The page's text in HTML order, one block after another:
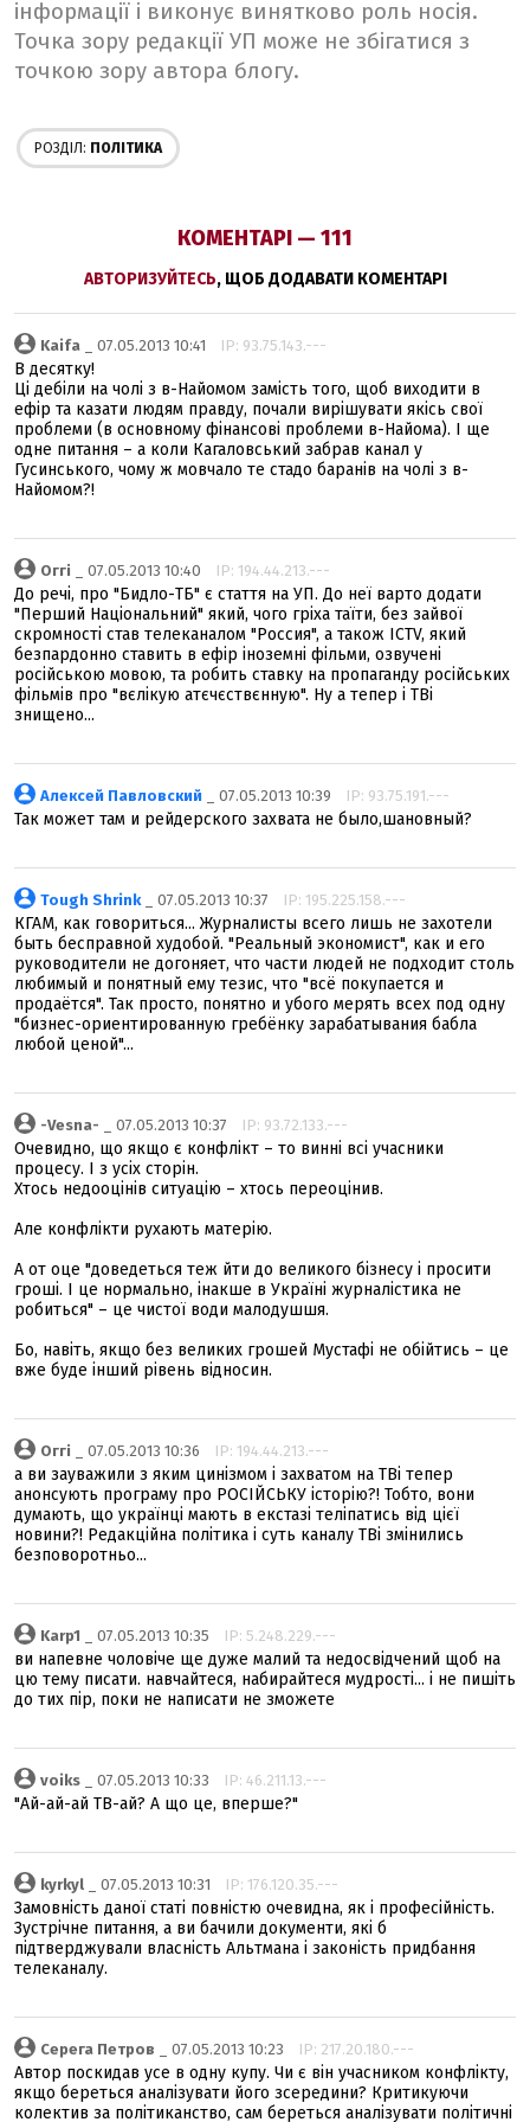
інформації і виконує винятково роль носія.
Точка зору редакції УП може не збігатися з
точкою зору автора блогу.
РОЗДІЛ: ПОЛІТИКА
КОМЕНТАРІ — 111
АВТОРИЗУЙТЕСЬ, ЩОБ ДОДАВАТИ КОМЕНТАРІ
Kaifa _ 07.05.2013 10:41 IP: 93.75.143.---
В десятку!
Ці дебіли на чолі з в-Найомом замість того, щоб виходити в
ефір та казати людям правду, почали вирішувати якісь свої
проблеми (в основному фінансові проблеми в-Найома). І ще
одне питання – а коли Кагаловський забрав канал у
Гусинського, чому ж мовчало те стадо баранів на чолі з в-
Найомом?!
Оггі _ 07.05.2013 10:40 IP: 194.44.213.---
До речі, про "Бидло-ТБ" є стаття на УП. До неї варто додати
"Перший Національний" який, чого гріха таїти, без зайвої
скромності став телеканалом "Россия", а також ICTV, який
безпардонно ставить в ефір іноземні фільми, озвучені
російською мовою, та робить ставку на пропаганду російських
фільмів про "вєлікую атєчєствєнную". Ну а тепер і ТВі
знищено...
Алексей Павловский _ 07.05.2013 10:39 IP: 93.75.191.---
Так может там и рейдерского захвата не было,шановный?
Tough Shrink_ 07.05.2013 10:37 IP: 195.225.158.---
КГАМ, как говориться... Журналисты всего лишь не захотели
быть бесправной худобой. "Реальный экономист", как и его
руководители не догоняет, что части людей не подходит столь
любимый и понятный ему тезис, что "всё покупается и
продаётся". Так просто, понятно и убого мерять всех под одну
"бизнес-ориентированную гребёнку зарабатывания бабла
любой ценой"...
-Vesna- _ 07.05.2013 10:37 IP: 93.72.133.---
Очевидно, що якщо є конфлікт – то винні всі учасники
процесу. І з усіх сторін.
Хтось недооцінів ситуацію – хтось переоцінив.
Але конфлікти рухають матерію.
А от оце "доведеться теж йти до великого бізнесу і просити
гроші. І це нормально, інакше в Україні журналістика не
робиться" – це чистої води малодушшя.
Бо, навіть, якщо без великих грошей Мустафі не обійтись – це
вже буде інший рівень відносин.
Оггі _ 07.05.2013 10:36 IP: 194.44.213.---
а ви зауважили з яким цинізмом і захватом на ТВі тепер
анонсують програму про РОСІЙСЬКУ історію?! Тобто, вони
думають, що українці мають в екстазі теліпатись від цієї
новини?! Редакційна політика і суть каналу ТВі змінились
безповоротньо...
Karp1 _ 07.05.2013 10:35 IP: 5.248.229.---
ви напевне чоловіче ще дуже малий та недосвідчений щоб на
цю тему писати. навчайтеся, набирайтеся мудрості... і не пишіть
до тих пір, поки не написати не зможете
voiks _ 07.05.2013 10:33 IP: 46.211.13.---
"Ай-ай-ай ТВ-ай? А що це, вперше?"
kyrkyl _ 07.05.2013 10:31 IP: 176.120.35.---
Замовність даної статі повністю очевидна, як і професійність.
Зустрічне питання, а ви бачили документи, які б
підтверджували власність Альтмана і законість придбання
телеканалу.
Серега Петров _ 07.05.2013 10:23 IP: 217.20.180.---
Автор поскидав усе в одну купу. Чи є він учасником конфлікту,
якщо береться аналізувати його зсередини? Критикуючи
колектив за політиканство, сам береться аналізувати політичні